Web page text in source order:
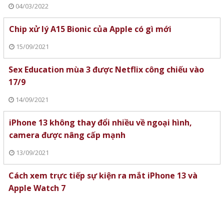
04/03/2022
Chip xử lý A15 Bionic của Apple có gì mới
15/09/2021
Sex Education mùa 3 được Netflix công chiếu vào
17/9
14/09/2021
iPhone 13 không thay đổi nhiều về ngoại hình,
camera được nâng cấp mạnh
13/09/2021
Cách xem trực tiếp sự kiện ra mắt iPhone 13 và
Apple Watch 7